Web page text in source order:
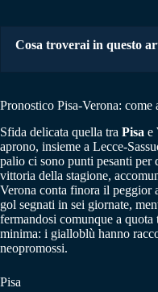
Cosa troverai in questo
Pronostico Pisa-Verona: come
Sfida delicata quella tra Pisa e
aprono, insieme a Lecce-
palio ci sono punti pesanti per
vittoria della stagione,
Verona conta finora il peggior
gol segnati in sei giornate,
fermandosi comunque a
minima: i gialloblù hanno
neopromossi.
Pisa